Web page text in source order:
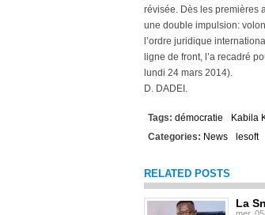
révisée. Dès les premières
une double impulsion:
l’ordre juridique
ligne de front, l’a recadré
lundi 24 mars 2014).
D. DADEI.
Tags: démocratie Kabila
Categories: News lesoft
RELATED POSTS
La